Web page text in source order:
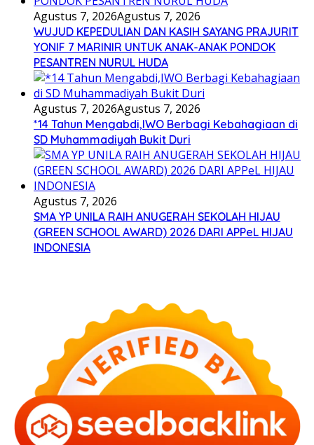
Agustus 7, 2026Agustus 7, 2026
WUJUD KEPEDULIAN DAN KASIH SAYANG PRAJURIT
YONIF 7 MARINIR UNTUK ANAK-ANAK PONDOK
PESANTREN NURUL HUDA
Agustus 7, 2026Agustus 7, 2026
*14 Tahun Mengabdi,IWO Berbagi Kebahagiaan di
SD Muhammadiyah Bukit Duri
Agustus 7, 2026
SMA YP UNILA RAIH ANUGERAH SEKOLAH HIJAU
(GREEN SCHOOL AWARD) 2026 DARI APPeL HIJAU
INDONESIA